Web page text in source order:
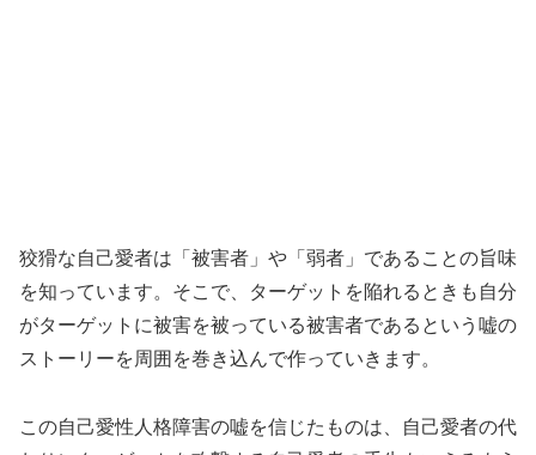
狡猾な自己愛者は「被害者」や「弱者」であることの旨味
を知っています。そこで、ターゲットを陥れるときも自分
がターゲットに被害を被っている被害者であるという嘘の
ストーリーを周囲を巻き込んで作っていきます。
この自己愛性人格障害の嘘を信じたものは、自己愛者の代